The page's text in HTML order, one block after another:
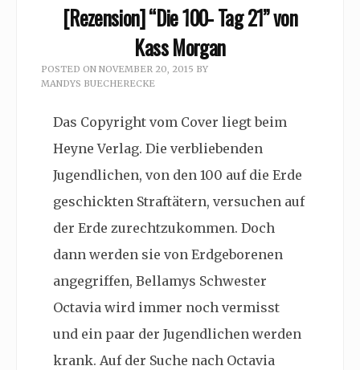
[Rezension] “Die 100- Tag 21” von
Kass Morgan
POSTED ON NOVEMBER 20, 2015 BY
MANDYS BUECHERECKE
Das Copyright vom Cover liegt beim
Heyne Verlag. Die verbliebenden
Jugendlichen, von den 100 auf die Erde
geschickten Straftätern, versuchen auf
der Erde zurechtzukommen. Doch
dann werden sie von Erdgeborenen
angegriffen, Bellamys Schwester
Octavia wird immer noch vermisst
und ein paar der Jugendlichen werden
krank. Auf der Suche nach Octavia